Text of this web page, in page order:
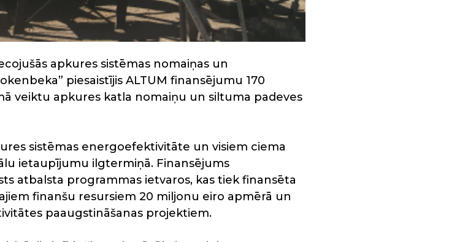
apkures sistēmas nomaiņas un
piesaistījis ALTUM finansējumu 170
veiktu apkures katla nomaiņu un siltuma padeves
sistēmas energoefektivitāte un visiem ciema
ietaupījumu ilgtermiņā. Finansējums
atbalsta programmas ietvaros, kas tiek finansēta
finanšu resursiem 20 miljonu eiro apmērā un
paaugstināšanas projektiem.